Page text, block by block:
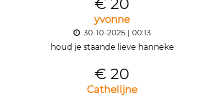
€ 20
yvonne
30-10-2025 | 00:13
houd je staande lieve hanneke
€ 20
Cathelijne